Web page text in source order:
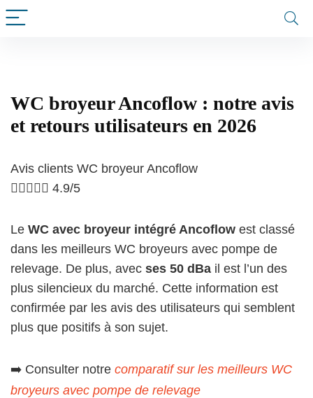
WC broyeur Ancoflow : notre avis
et retours utilisateurs en 2026
Avis clients WC broyeur Ancoflow
     4.9/5
Le WC avec broyeur intégré Ancoflow est classé
dans les meilleurs WC broyeurs avec pompe de
relevage. De plus, avec ses 50 dBa il est l’un des
plus silencieux du marché. Cette information est
confirmée par les avis des utilisateurs qui semblent
plus que positifs à son sujet.
➡️ Consulter notre comparatif sur les meilleurs WC
broyeurs avec pompe de relevage